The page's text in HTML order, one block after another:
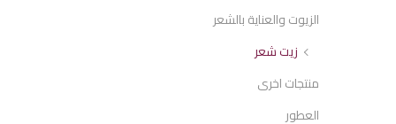
الزيوت والعناية بالشعر
زيت شعر
منتجات اخرى
العطور